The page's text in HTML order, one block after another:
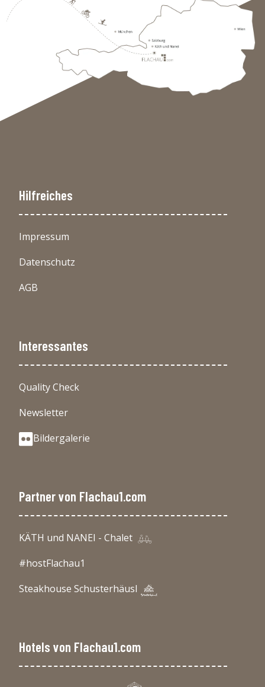
Hilfreiches
Impressum
Datenschutz
AGB
Interessantes
Quality Check
Newsletter
Bildergalerie
Partner von Flachau1.com
KÄTH und NANEI - Chalet
#hostFlachau1
Steakhouse Schusterhäusl
Hotels von Flachau1.com